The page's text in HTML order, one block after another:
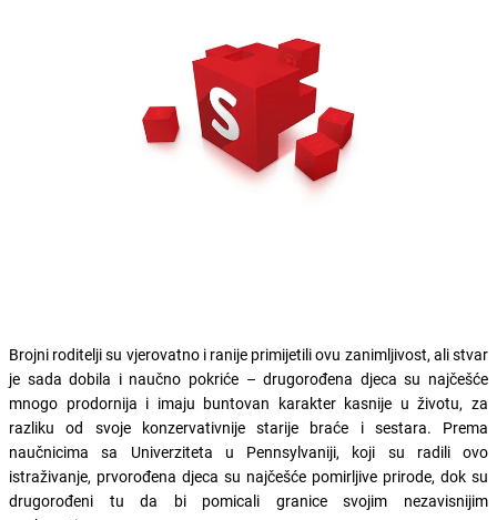
Brojni roditelji su vjerovatno i ranije primijetili ovu zanimljivost, ali stvar
je sada dobila i naučno pokriće – drugorođena djeca su najčešće
mnogo prodornija i imaju buntovan karakter kasnije u životu, za
razliku od svoje konzervativnije starije braće i sestara. Prema
naučnicima sa Univerziteta u Pennsylvaniji, koji su radili ovo
istraživanje, prvorođena djeca su najčešće pomirljive prirode, dok su
drugorođeni tu da bi pomicali granice svojim nezavisnijim